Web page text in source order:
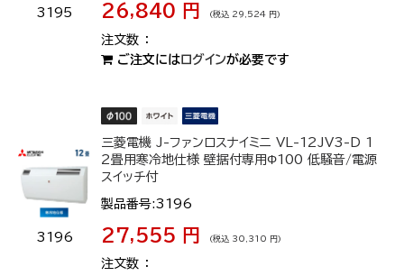
3195 26,840 円 (税込 29,524 円)
ご注文にはログインが必要です
3196
三菱電機 J-ファンロスナイミニ VL-12JV3-D 1
2畳用寒冷地仕様 壁据付専用Φ100 低騒音/電源
スイッチ付
製品番号:3196
27,555 円 (税込 30,310 円)